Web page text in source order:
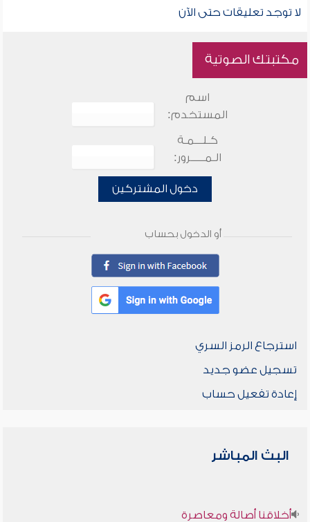
لا توجد تعليقات حتى الآن
مكتبتك الصوتية
اسم
المستخدم:
كـلـــمـة
الـمـــــرور:
دخول المشتركين
أو الدخول بحساب
استرجاع الرمز السري
تسجيل عضو جديد
إعادة تفعيل حساب
البث المباشر
أخلاقنا أصالة ومعاصرة